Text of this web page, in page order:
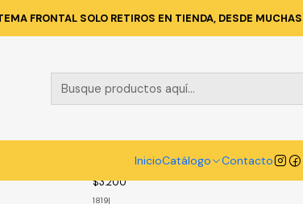
InicioCatálogo Contacto
FRONTAL SOLO RETIROS EN TIENDA, DESDE
Inicio Catálogo VESTIMENTA TECNICA Y
ACCESORIOS
Disponible a pedido
41503127
$3.200
1819|